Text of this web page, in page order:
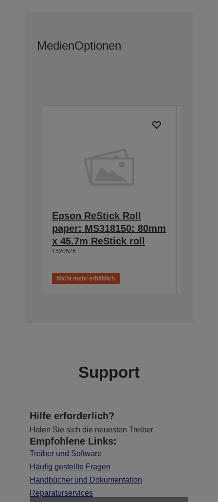
MedienOptionen
Epson ReStick Roll
paper: MS318150: 80mm
x 45.7m ReStick roll
1520526
Nicht mehr erhältlich
Support
Hilfe erforderlich?
Holen Sie sich die neuesten Treiber
Empfohlene Links:
Treiber und Software
Häufig gestellte Fragen
Handbücher und Dokumentation
Reparaturservices